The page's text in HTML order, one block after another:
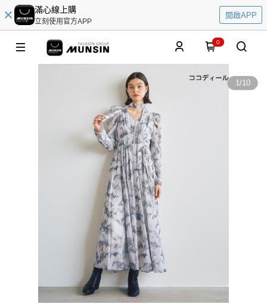
滿心線上購
立刻使用官方APP
開啟APP
0
1/10